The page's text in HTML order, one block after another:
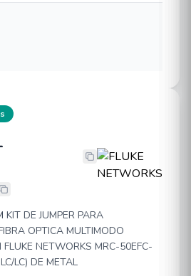
MRC-50EFC-
KIT DE JUMPER PARA
OPTICA MULTIMODO
FLUKE NETWORKS MRC-50EFC-
LC) DE METAL